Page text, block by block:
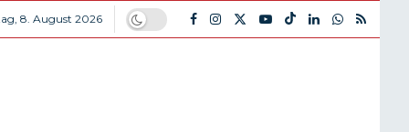
8. August 2026